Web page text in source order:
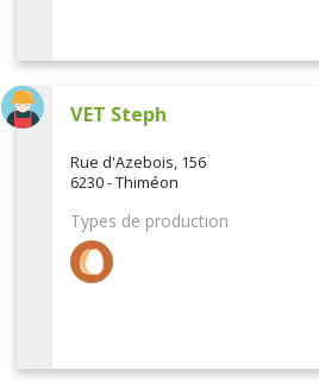
VET Steph
Rue d'Azebois, 156
6230 - Thiméon
Types de production